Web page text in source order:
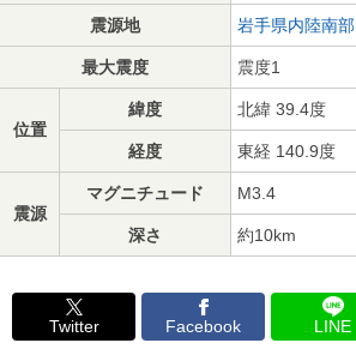
震源地 岩手県内陸南部
最大震度 震度1
位置
緯度 北緯 39.4度
経度 東経 140.9度
震源
マグニチュード M3.4
深さ 約10km
Twitter Facebook LINE